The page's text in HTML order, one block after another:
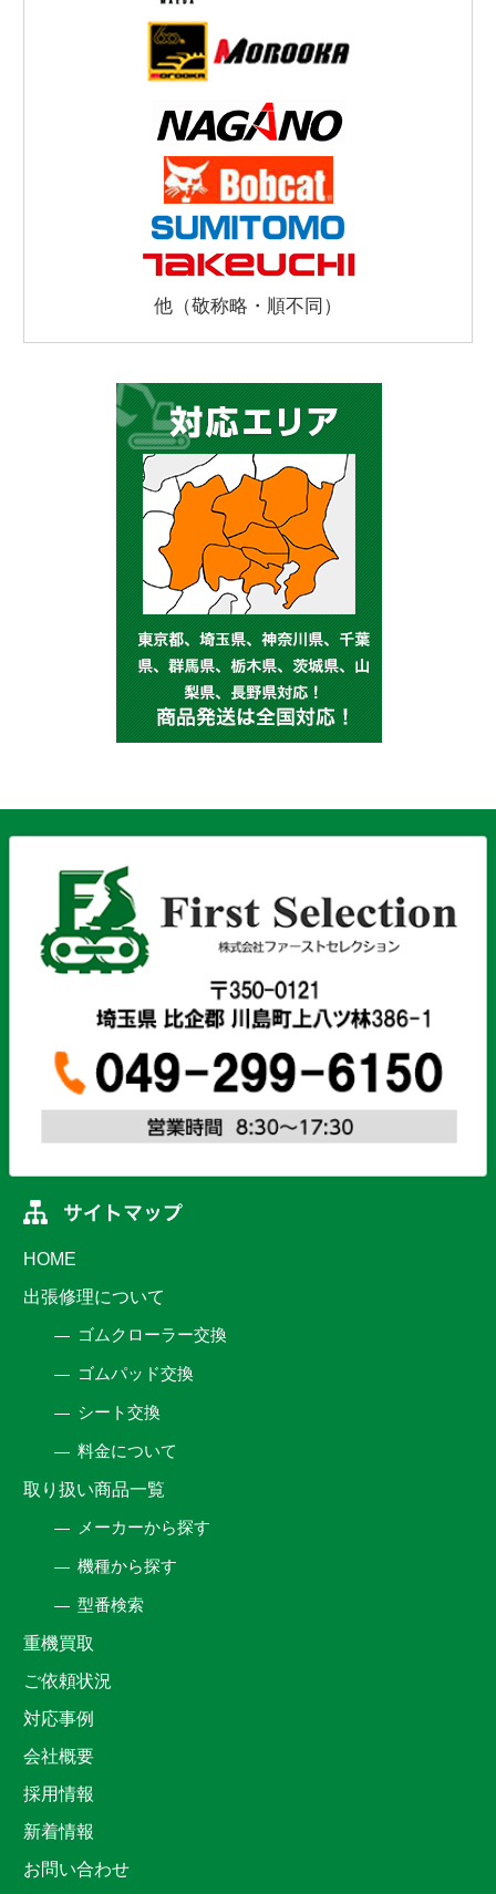
他（敬称略・順不同）
HOME
出張修理について
ゴムクローラー交換
ゴムパッド交換
シート交換
料金について
取り扱い商品一覧
メーカーから探す
機種から探す
型番検索
重機買取
ご依頼状況
対応事例
会社概要
採用情報
新着情報
お問い合わせ